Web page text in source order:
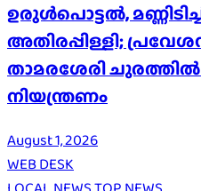
ഉരുൾപൊട്ടൽ,
അതിരപ്പിള്ളി;
താമരശേരി
നിയന്ത്രണം
August 1, 2026
WEB DESK